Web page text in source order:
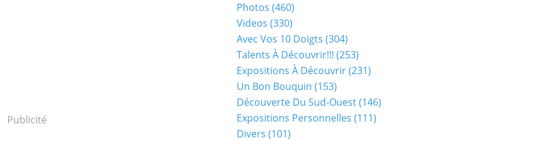
Publicité
Photos (460)
Videos (330)
Avec Vos 10 Doigts (304)
Talents À Découvrir!!! (253)
Expositions À Découvrir(231)
Un Bon Bouquin (153)
Découverte Du Sud-Ouest(146)
Expositions Personnelles (111)
Divers (101)